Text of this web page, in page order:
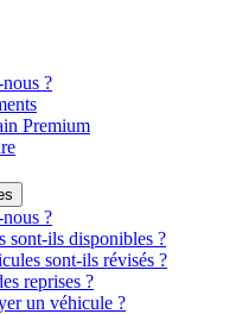
?
Premium
?
sont-ils disponibles ?
sont-ils révisés ?
reprises ?
un véhicule ?